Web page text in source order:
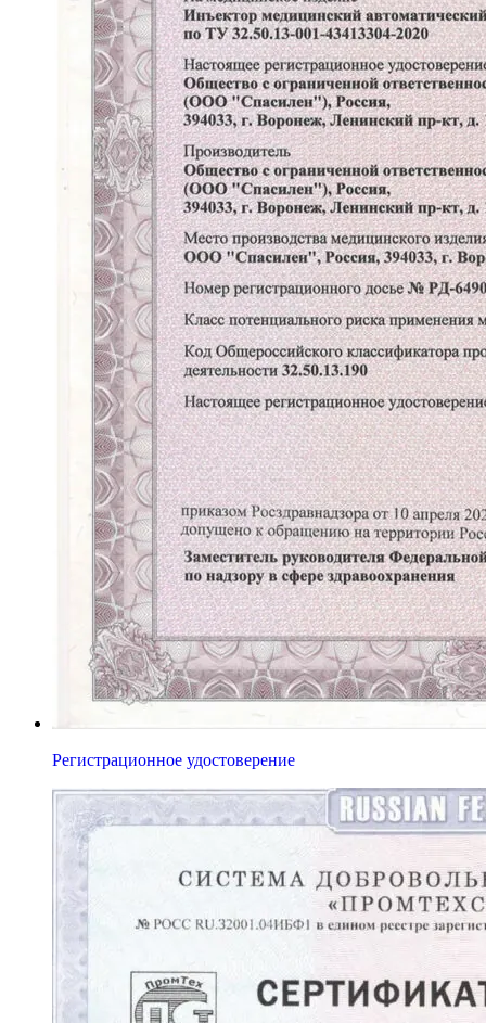
Регистрационное удостоверение